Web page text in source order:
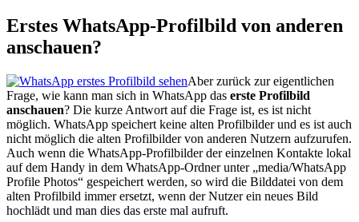
Erstes WhatsApp-Profilbild von anderen
anschauen?
Aber zurück zur eigentlichen
Frage, wie kann man sich in WhatsApp das erste Profilbild
anschauen? Die kurze Antwort auf die Frage ist, es ist nicht
möglich. WhatsApp speichert keine alten Profilbilder und es ist auch
nicht möglich die alten Profilbilder von anderen Nutzern aufzurufen.
Auch wenn die WhatsApp-Profilbilder der einzelnen Kontakte lokal
auf dem Handy in dem WhatsApp-Ordner unter „media/WhatsApp
Profile Photos“ gespeichert werden, so wird die Bilddatei von dem
alten Profilbild immer ersetzt, wenn der Nutzer ein neues Bild
hochlädt und man dies das erste mal aufruft.